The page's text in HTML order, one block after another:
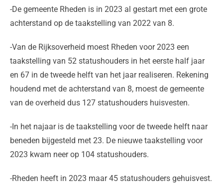
-De gemeente Rheden is in 2023 al gestart met een grote
achterstand op de taakstelling van 2022 van 8.
-Van de Rijksoverheid moest Rheden voor 2023 een
taakstelling van 52 statushouders in het eerste half jaar
en 67 in de tweede helft van het jaar realiseren. Rekening
houdend met de achterstand van 8, moest de gemeente
van de overheid dus 127 statushouders huisvesten.
-In het najaar is de taakstelling voor de tweede helft naar
beneden bijgesteld met 23. De nieuwe taakstelling voor
2023 kwam neer op 104 statushouders.
-Rheden heeft in 2023 maar 45 statushouders gehuisvest.